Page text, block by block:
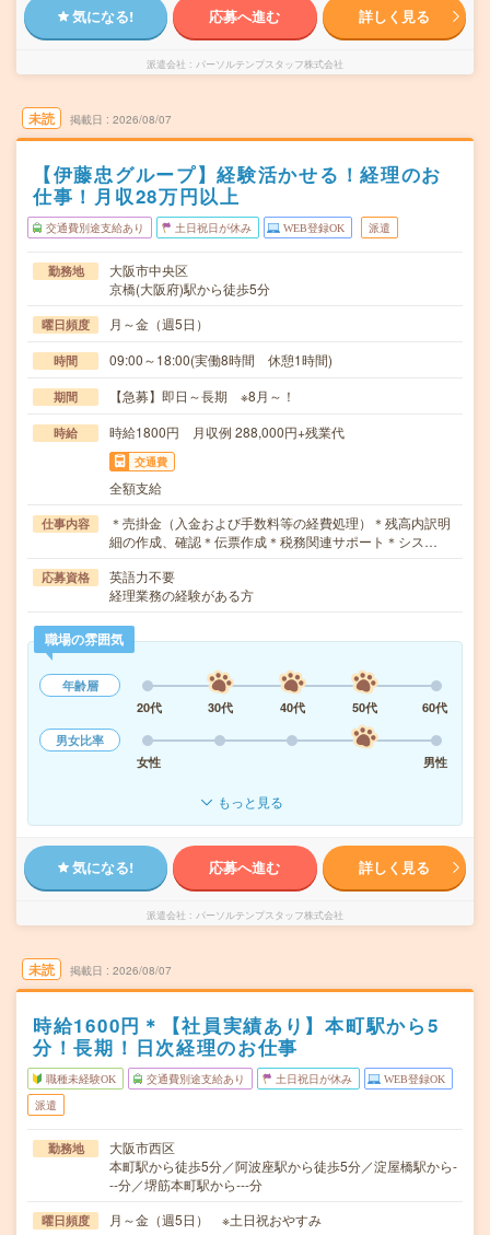
気になる! 応募へ進む 詳しく見る
派遣会社 パーソルテンプスタッフ株式会社
未読 掲載日 2026/08/07
【伊藤忠グループ】経験活かせる！経理のお
仕事！月収28万円以上
交通費別途支給あり 土日祝日が休み WEB登録OK 派遣
勤務地
大阪市中央区
京橋(大阪府)駅から徒歩5分
曜日頻度 月～金（週5日）
時間 09:00～18:00(実働8時間 休憩1時間)
期間 【急募】即日～長期 ※8月～！
時給 時給1800円 月収例 288,000円+残業代
交通費
全額支給
仕事内容
＊売掛金（入金および手数料等の経費処理）＊残高内訳明
細の作成、確認＊伝票作成＊税務関連サポート＊シス…
応募資格
英語力不要
経理業務の経験がある方
職場の雰囲気
年齢層
20代
30代 40代 50代
60代
男女比率
女性
男性
もっと見る
気になる! 応募へ進む 詳しく見る
派遣会社 パーソルテンプスタッフ株式会社
未読 掲載日 2026/08/07
時給1600円＊【社員実績あり】本町駅から5
分！長期！日次経理のお仕事
職種未経験OK 交通費別途支給あり 土日祝日が休み WEB登録OK
派遣
勤務地
大阪市西区
本町駅から徒歩5分／阿波座駅から徒歩5分／淀屋橋駅から-
--分／堺筋本町駅から---分
曜日頻度 月～金（週5日） ※土日祝おやすみ